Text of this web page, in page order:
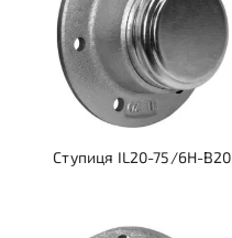
Ступиця IL20-75/6H-B20